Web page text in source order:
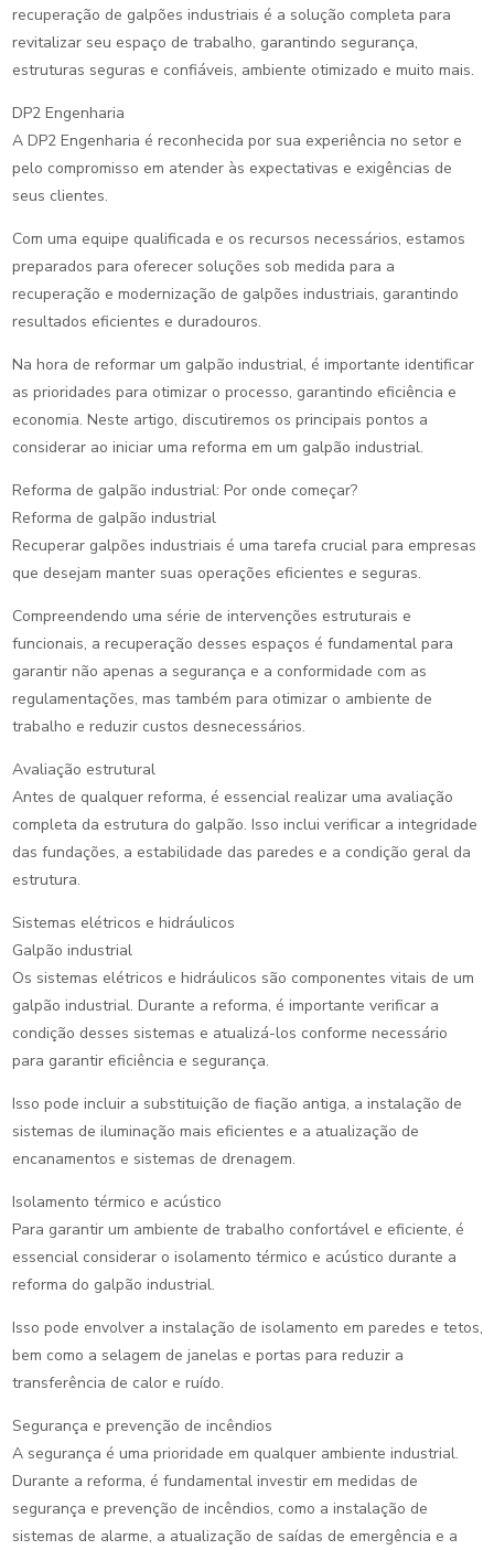
recuperação de galpões industriais é a solução completa para
revitalizar seu espaço de trabalho, garantindo segurança,
estruturas seguras e confiáveis, ambiente otimizado e muito mais.
DP2 Engenharia
A DP2 Engenharia é reconhecida por sua experiência no setor e
pelo compromisso em atender às expectativas e exigências de
seus clientes.
Com uma equipe qualificada e os recursos necessários, estamos
preparados para oferecer soluções sob medida para a
recuperação e modernização de galpões industriais, garantindo
resultados eficientes e duradouros.
Na hora de reformar um galpão industrial, é importante identificar
as prioridades para otimizar o processo, garantindo eficiência e
economia. Neste artigo, discutiremos os principais pontos a
considerar ao iniciar uma reforma em um galpão industrial.
Reforma de galpão industrial: Por onde começar?
Reforma de galpão industrial
Recuperar galpões industriais é uma tarefa crucial para empresas
que desejam manter suas operações eficientes e seguras.
Compreendendo uma série de intervenções estruturais e
funcionais, a recuperação desses espaços é fundamental para
garantir não apenas a segurança e a conformidade com as
regulamentações, mas também para otimizar o ambiente de
trabalho e reduzir custos desnecessários.
Avaliação estrutural
Antes de qualquer reforma, é essencial realizar uma avaliação
completa da estrutura do galpão. Isso inclui verificar a integridade
das fundações, a estabilidade das paredes e a condição geral da
estrutura.
Sistemas elétricos e hidráulicos
Galpão industrial
Os sistemas elétricos e hidráulicos são componentes vitais de um
galpão industrial. Durante a reforma, é importante verificar a
condição desses sistemas e atualizá-los conforme necessário
para garantir eficiência e segurança.
Isso pode incluir a substituição de fiação antiga, a instalação de
sistemas de iluminação mais eficientes e a atualização de
encanamentos e sistemas de drenagem.
Isolamento térmico e acústico
Para garantir um ambiente de trabalho confortável e eficiente, é
essencial considerar o isolamento térmico e acústico durante a
reforma do galpão industrial.
Isso pode envolver a instalação de isolamento em paredes e tetos,
bem como a selagem de janelas e portas para reduzir a
transferência de calor e ruído.
Segurança e prevenção de incêndios
A segurança é uma prioridade em qualquer ambiente industrial.
Durante a reforma, é fundamental investir em medidas de
segurança e prevenção de incêndios, como a instalação de
sistemas de alarme, a atualização de saídas de emergência e a